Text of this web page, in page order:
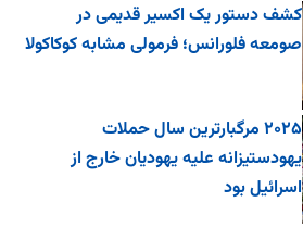
کشف دستور یک اکسیر قدیمی در
صومعه فلورانس؛ فرمولی مشابه کوکاکولا
۲۰۲۵ مرگبارترین سال حملات
یهودستیزانه علیه یهودیان خارج از
اسرائیل بود